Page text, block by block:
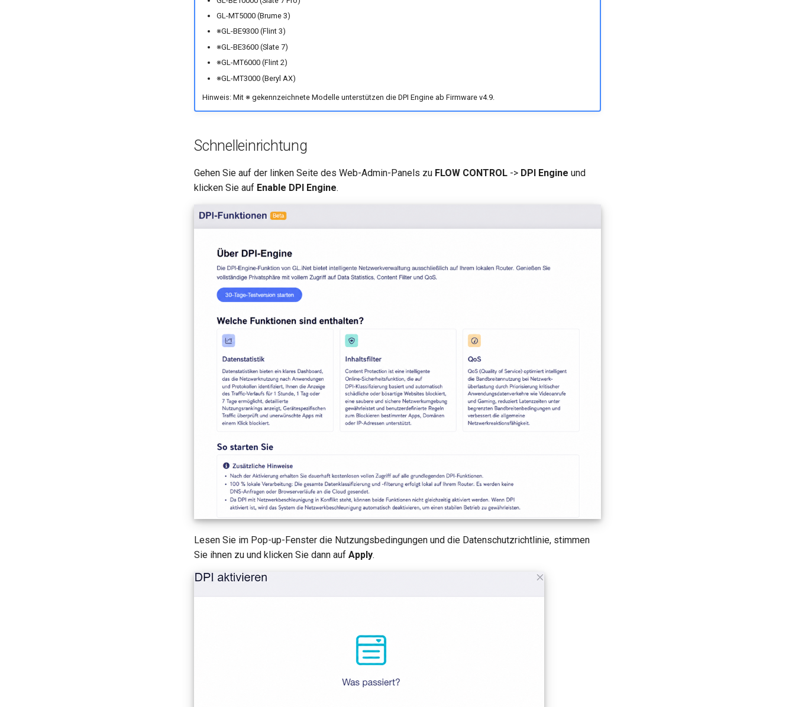
GL-MT5000 (Brume 3)
※GL-BE9300 (Flint 3)
※GL-BE3600 (Slate 7)
※GL-MT6000 (Flint 2)
※GL-MT3000 (Beryl AX)
Hinweis: Mit ※ gekennzeichnete Modelle unterstützen die DPI Engine ab Firmware v4.9.
Schnelleinrichtung
Gehen Sie auf der linken Seite des Web-Admin-Panels zu FLOW CONTROL -> DPI Engine und
klicken Sie auf Enable DPI Engine.
Lesen Sie im Pop-up-Fenster die Nutzungsbedingungen und die Datenschutzrichtlinie, stimmen
Sie ihnen zu und klicken Sie dann auf Apply.